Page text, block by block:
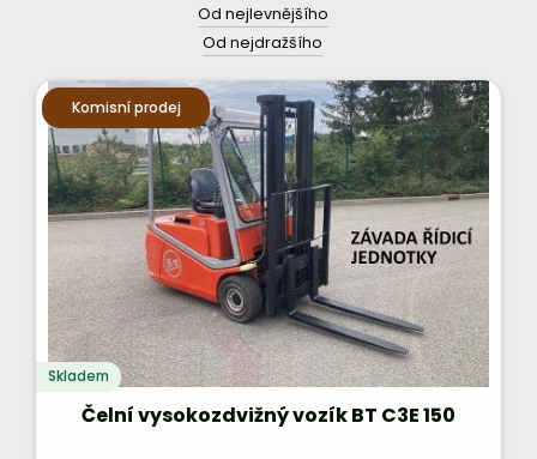
Od nejlevnějšího
Od nejdražšího
Komisní prodej
Skladem
Čelní vysokozdvižný vozík BT C3E 150